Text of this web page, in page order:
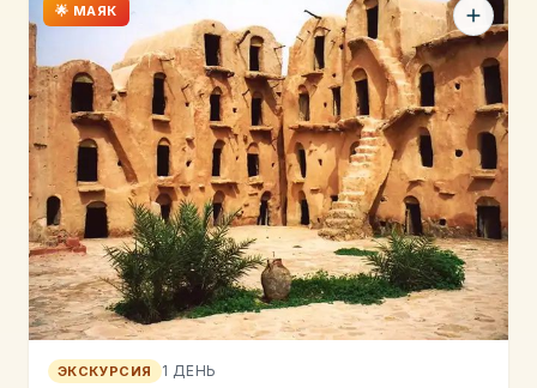
🌟 МАЯК
ЭКСКУРСИЯ 1 ДЕНЬ